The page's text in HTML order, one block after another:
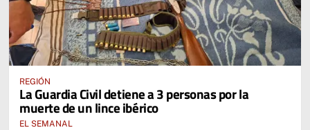
REGIÓN
La Guardia Civil detiene a 3 personas por la
muerte de un lince ibérico
EL SEMANAL